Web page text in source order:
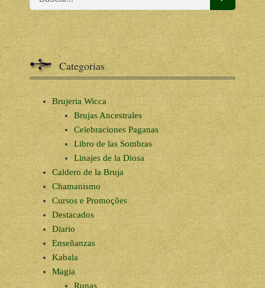
Categorias
Brujeria Wicca
Brujas Ancestrales
Celebraciones Paganas
Libro de las Sombras
Linajes de la Diosa
Caldero de la Bruja
Chamanismo
Cursos e Promoções
Destacados
Diario
Enseñanzas
Kabala
Magia
Runas